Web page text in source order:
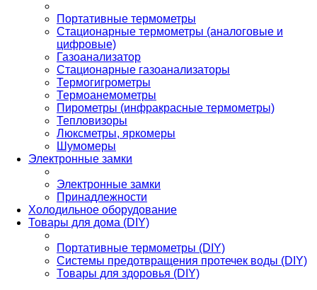
Портативные термометры
Стационарные термометры (аналоговые и
цифровые)
Газоанализатор
Стационарные газоанализаторы
Термогигрометры
Термоанемометры
Пирометры (инфракрасные термометры)
Тепловизоры
Люксметры, яркомеры
Шумомеры
Электронные замки
Электронные замки
Принадлежности
Холодильное оборудование
Товары для дома (DIY)
Портативные термометры (DIY)
Системы предотвращения протечек воды (DIY)
Товары для здоровья (DIY)